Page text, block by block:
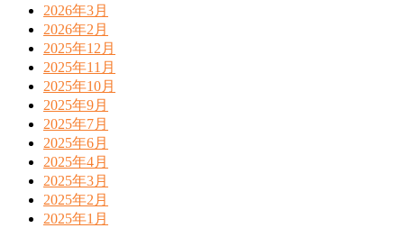
2026年3月
2026年2月
2025年12月
2025年11月
2025年10月
2025年9月
2025年7月
2025年6月
2025年4月
2025年3月
2025年2月
2025年1月